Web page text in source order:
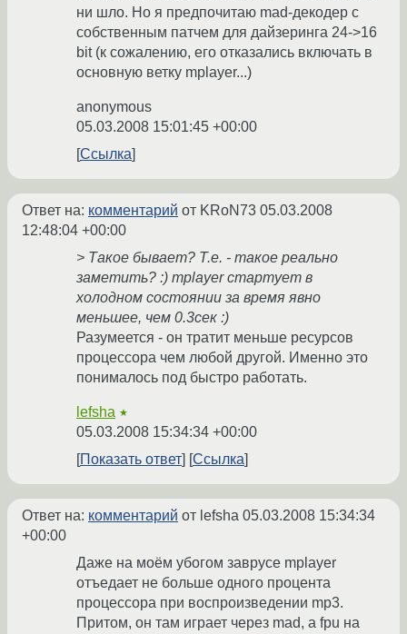
ни шло. Но я предпочитаю mad-декодер с
собственным патчем для дайзеринга 24->16
bit (к сожалению, его отказались включать в
основную ветку mplayer...)
anonymous
05.03.2008 15:01:45 +00:00
Ссылка
Ответ на: комментарий от KRoN73 05.03.2008
12:48:04 +00:00
> Такое бывает? Т.е. - такое реально
заметить? :) mplayer стартует в
холодном состоянии за время явно
меньшее, чем 0.3сек :)
Разумеется - он тратит меньше ресурсов
процессора чем любой другой. Именно это
понималось под быстро работать.
lefsha ★
05.03.2008 15:34:34 +00:00
Показать ответ
Ссылка
Ответ на: комментарий от lefsha 05.03.2008 15:34:34
+00:00
Даже на моём убогом заврусе mplayer
отъедает не больше одного процента
процессора при воспроизведении mp3.
Притом, он там играет через mad, а fpu на